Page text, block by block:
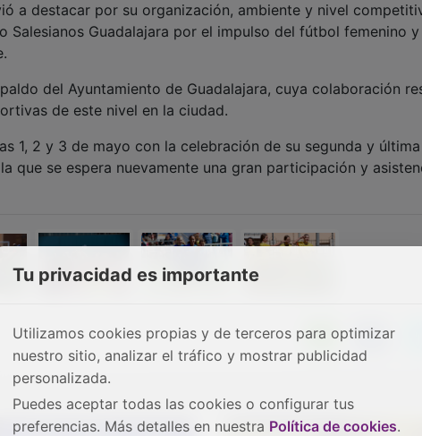
a destacar por su organización, ambiente y nivel
Guadalajara por el impulso del fútbol femenino y
del Ayuntamiento de Guadalajara, cuya colaboración
de este nivel en la ciudad.
1, 2 y 3 de mayo con la celebración de su segunda y última
que se espera nuevamente una gran participación y
Tu privacidad es importante
Utilizamos cookies propias y de terceros para optimizar
nuestro sitio, analizar el tráfico y mostrar publicidad
personalizada.
Puedes aceptar todas las cookies o configurar tus
preferencias. Más detalles en nuestra Política de cookies.